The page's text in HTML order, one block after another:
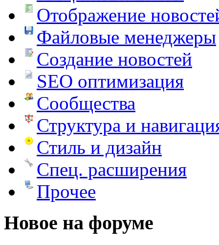
Отображение
Файловые менеджеры
Создание новостей
SEO оптимизация
Сообщества
Структура и
Стиль и дизайн
Спец. расширения
Прочее
Новое на форуме